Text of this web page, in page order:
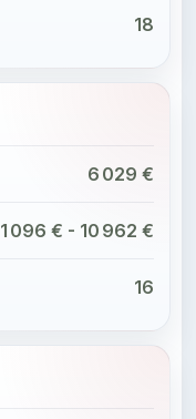
18
6 029 €
1 096 € - 10 962 €
16